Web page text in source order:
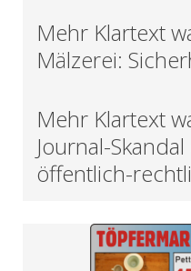
Mehr Klartext
Mälzerei:
Mehr Klartext
Journal-
öffentlich-